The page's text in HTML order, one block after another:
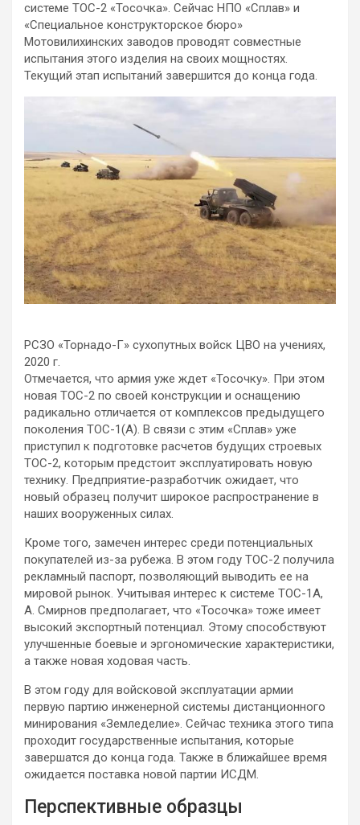
системе ТОС-2 «Тосочка». Сейчас НПО «Сплав» и
«Специальное конструкторское бюро»
Мотовилихинских заводов проводят совместные
испытания этого изделия на своих мощностях.
Текущий этап испытаний завершится до конца года.
РСЗО «Торнадо-Г» сухопутных войск ЦВО на учениях,
2020 г.
Отмечается, что армия уже ждет «Тосочку». При этом
новая ТОС-2 по своей конструкции и оснащению
радикально отличается от комплексов предыдущего
поколения ТОС-1(А). В связи с этим «Сплав» уже
приступил к подготовке расчетов будущих строевых
ТОС-2, которым предстоит эксплуатировать новую
технику. Предприятие-разработчик ожидает, что
новый образец получит широкое распространение в
наших вооруженных силах.
Кроме того, замечен интерес среди потенциальных
покупателей из-за рубежа. В этом году ТОС-2 получила
рекламный паспорт, позволяющий выводить ее на
мировой рынок. Учитывая интерес к системе ТОС-1А,
А. Смирнов предполагает, что «Тосочка» тоже имеет
высокий экспортный потенциал. Этому способствуют
улучшенные боевые и эргономические характеристики,
а также новая ходовая часть.
В этом году для войсковой эксплуатации армии
первую партию инженерной системы дистанционного
минирования «Земледелие». Сейчас техника этого типа
проходит государственные испытания, которые
завершатся до конца года. Также в ближайшее время
ожидается поставка новой партии ИСДМ.
Перспективные образцы